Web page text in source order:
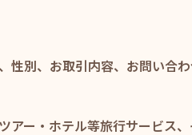
別、お取引内容、お問い合
ー・ホテル等旅行サービス